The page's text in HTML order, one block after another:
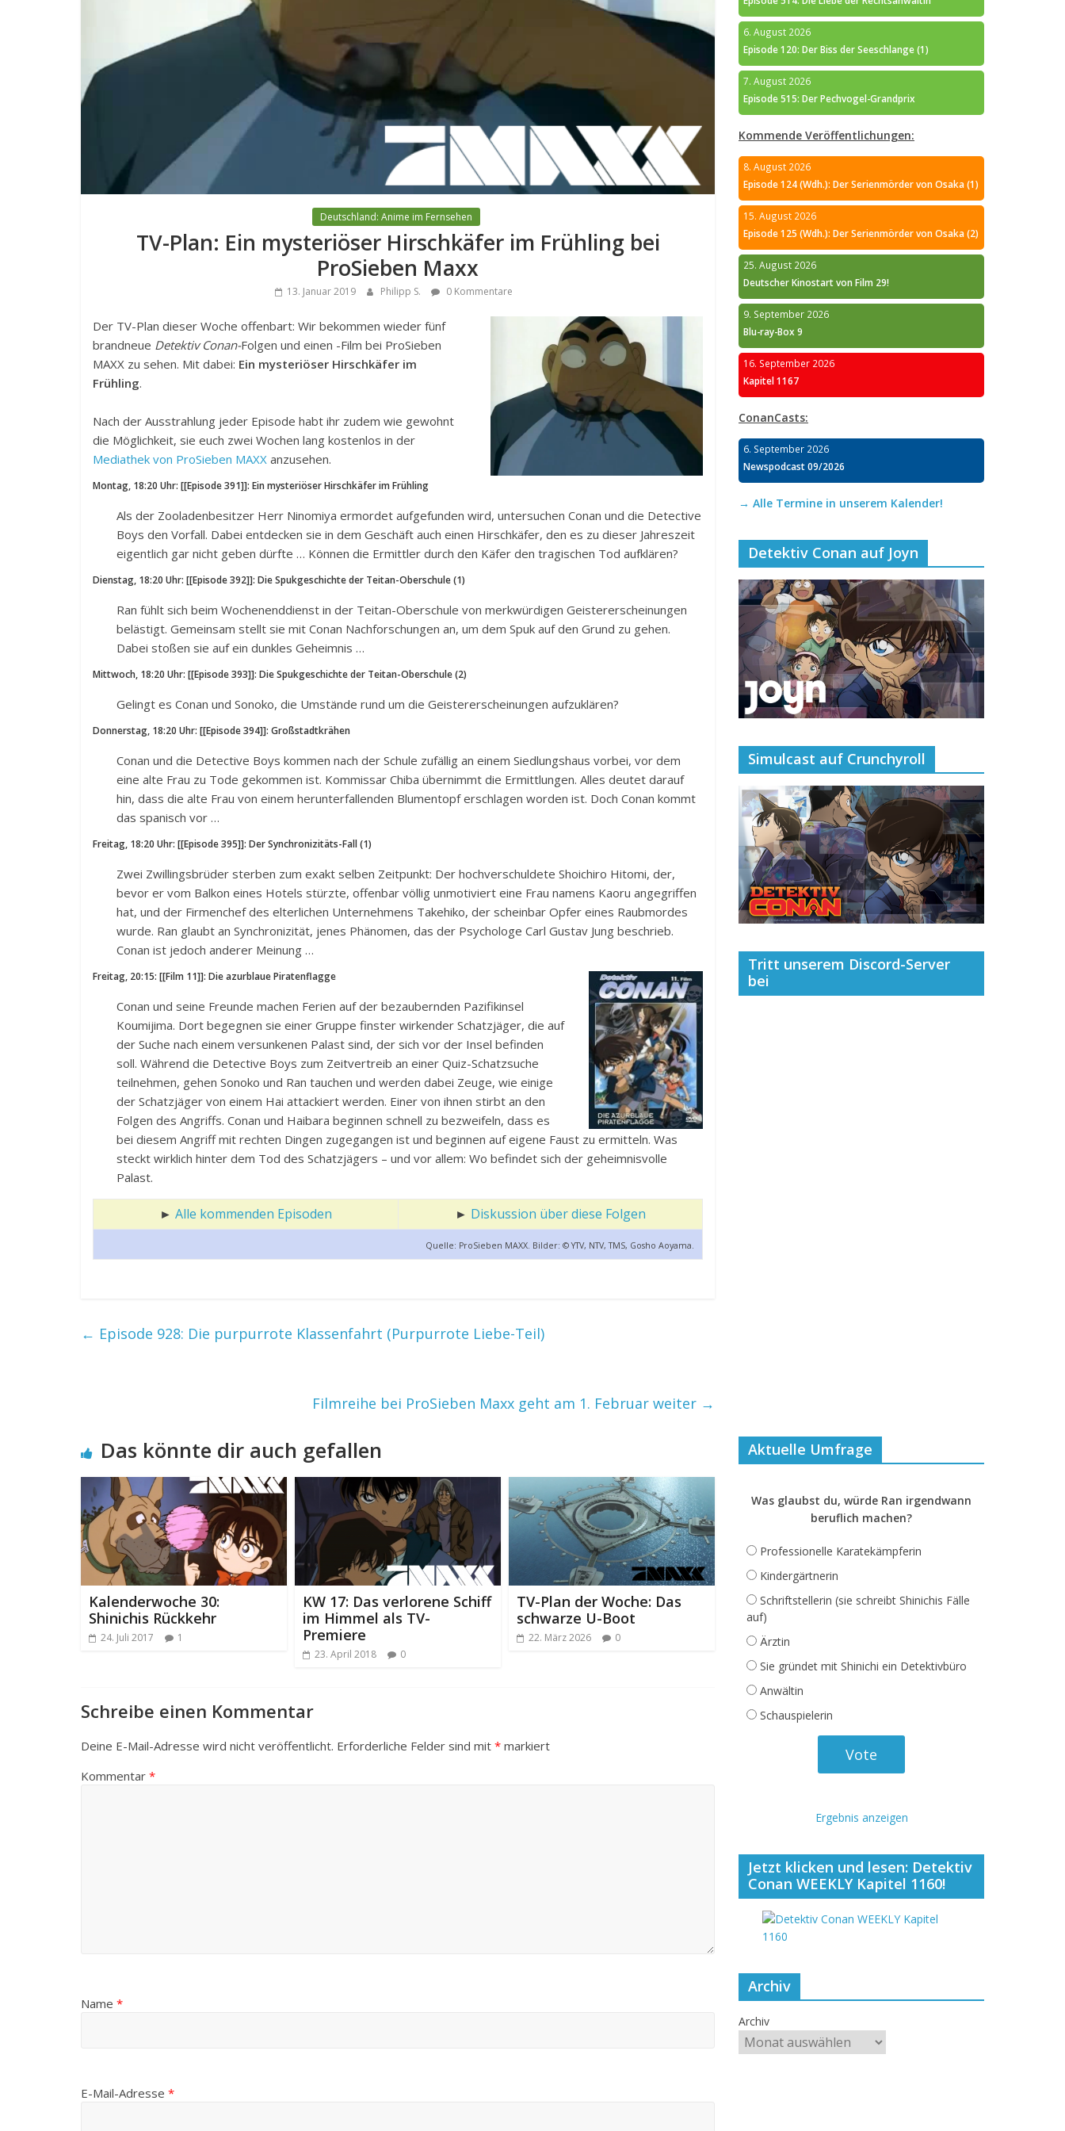
Deutschland: Anime im Fernsehen
TV-Plan: Ein mysteriöser Hirschkäfer im Frühling bei
ProSieben Maxx
13. Januar 2019 Philipp S. 0 Kommentare
Der TV-Plan dieser Woche offenbart: Wir bekommen wieder fünf
brandneue Detektiv Conan-Folgen und einen -Film bei ProSieben
MAXX zu sehen. Mit dabei: Ein mysteriöser Hirschkäfer im
Frühling.
Nach der Ausstrahlung jeder Episode habt ihr zudem wie gewohnt
die Möglichkeit, sie euch zwei Wochen lang kostenlos in der
Mediathek von ProSieben MAXX anzusehen.
Montag, 18:20 Uhr: [[Episode 391]]: Ein mysteriöser Hirschkäfer im Frühling
Als der Zooladenbesitzer Herr Ninomiya ermordet aufgefunden wird, untersuchen Conan und die Detective
Boys den Vorfall. Dabei entdecken sie in dem Geschäft auch einen Hirschkäfer, den es zu dieser Jahreszeit
eigentlich gar nicht geben dürfte … Können die Ermittler durch den Käfer den tragischen Tod aufklären?
Dienstag, 18:20 Uhr: [[Episode 392]]: Die Spukgeschichte der Teitan-Oberschule (1)
Ran fühlt sich beim Wochenenddienst in der Teitan-Oberschule von merkwürdigen Geistererscheinungen
belästigt. Gemeinsam stellt sie mit Conan Nachforschungen an, um dem Spuk auf den Grund zu gehen.
Dabei stoßen sie auf ein dunkles Geheimnis …
Mittwoch, 18:20 Uhr: [[Episode 393]]: Die Spukgeschichte der Teitan-Oberschule (2)
Gelingt es Conan und Sonoko, die Umstände rund um die Geistererscheinungen aufzuklären?
Donnerstag, 18:20 Uhr: [[Episode 394]]: Großstadtkrähen
Conan und die Detective Boys kommen nach der Schule zufällig an einem Siedlungshaus vorbei, vor dem
eine alte Frau zu Tode gekommen ist. Kommissar Chiba übernimmt die Ermittlungen. Alles deutet darauf
hin, dass die alte Frau von einem herunterfallenden Blumentopf erschlagen worden ist. Doch Conan kommt
das spanisch vor …
Freitag, 18:20 Uhr: [[Episode 395]]: Der Synchronizitäts-Fall (1)
Zwei Zwillingsbrüder sterben zum exakt selben Zeitpunkt: Der hochverschuldete Shoichiro Hitomi, der,
bevor er vom Balkon eines Hotels stürzte, offenbar völlig unmotiviert eine Frau namens Kaoru angegriffen
hat, und der Firmenchef des elterlichen Unternehmens Takehiko, der scheinbar Opfer eines Raubmordes
wurde. Ran glaubt an Synchronizität, jenes Phänomen, das der Psychologe Carl Gustav Jung beschrieb.
Conan ist jedoch anderer Meinung …
Freitag, 20:15: [[Film 11]]: Die azurblaue Piratenflagge
Conan und seine Freunde machen Ferien auf der bezaubernden Pazifikinsel
Koumijima. Dort begegnen sie einer Gruppe finster wirkender Schatzjäger, die auf
der Suche nach einem versunkenen Palast sind, der sich vor der Insel befinden
soll. Während die Detective Boys zum Zeitvertreib an einer Quiz-Schatzsuche
teilnehmen, gehen Sonoko und Ran tauchen und werden dabei Zeuge, wie einige
der Schatzjäger von einem Hai attackiert werden. Einer von ihnen stirbt an den
Folgen des Angriffs. Conan und Haibara beginnen schnell zu bezweifeln, dass es
bei diesem Angriff mit rechten Dingen zugegangen ist und beginnen auf eigene Faust zu ermitteln. Was
steckt wirklich hinter dem Tod des Schatzjägers – und vor allem: Wo befindet sich der geheimnisvolle
Palast.
► Alle kommenden Episoden ► Diskussion über diese Folgen
Quelle: ProSieben MAXX. Bilder: © YTV, NTV, TMS, Gosho Aoyama.
← Episode 928: Die purpurrote Klassenfahrt (Purpurrote Liebe-Teil)
Filmreihe bei ProSieben Maxx geht am 1. Februar weiter →
Das könnte dir auch gefallen
Kalenderwoche 30:
Shinichis Rückkehr
24. Juli 2017 1
KW 17: Das verlorene Schiff
im Himmel als TV-
Premiere
23. April 2018 0
TV-Plan der Woche: Das
schwarze U-Boot
22. März 2026 0
Schreibe einen Kommentar
Deine E-Mail-Adresse wird nicht veröffentlicht. Erforderliche Felder sind mit * markiert
Kommentar *
Name *
E-Mail-Adresse *
6. August 2026
Episode 120: Der Biss der Seeschlange (1)
7. August 2026
Episode 515: Der Pechvogel-Grandprix
Kommende Veröffentlichungen:
8. August 2026
Episode 124 (Wdh.): Der Serienmörder von Osaka (1)
15. August 2026
Episode 125 (Wdh.): Der Serienmörder von Osaka (2)
25. August 2026
Deutscher Kinostart von Film 29!
9. September 2026
Blu-ray-Box 9
16. September 2026
Kapitel 1167
ConanCasts:
6. September 2026
Newspodcast 09/2026
→ Alle Termine in unserem Kalender!
Detektiv Conan auf Joyn
Simulcast auf Crunchyroll
Tritt unserem Discord-Server
bei
Aktuelle Umfrage
Was glaubst du, würde Ran irgendwann
beruflich machen?
Professionelle Karatekämpferin
Kindergärtnerin
Schriftstellerin (sie schreibt Shinichis Fälle
auf)
Ärztin
Sie gründet mit Shinichi ein Detektivbüro
Anwältin
Schauspielerin
Ergebnis anzeigen
Jetzt klicken und lesen: Detektiv
Conan WEEKLY Kapitel 1160!
Archiv
Archiv